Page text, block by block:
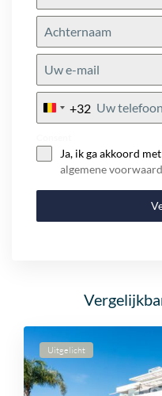
Belgium
+32
Ja, ik ga akkoord
algemene
Uitgelicht